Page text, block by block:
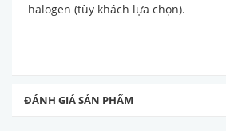
halogen (tùy khách lựa chọn).
ĐÁNH GIÁ SẢN PHẨM